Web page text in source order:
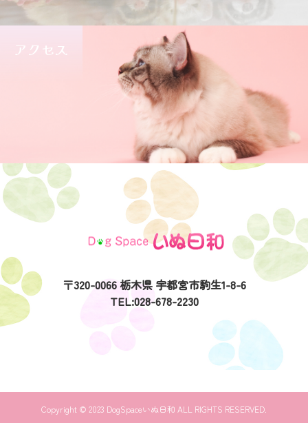
アクセス
〒320-0066 栃木県 宇都宮市駒生1-8-6
TEL:028-678-2230
Copyright © 2023 DogSpaceいぬ日和 ALL RIGHTS RESERVED.